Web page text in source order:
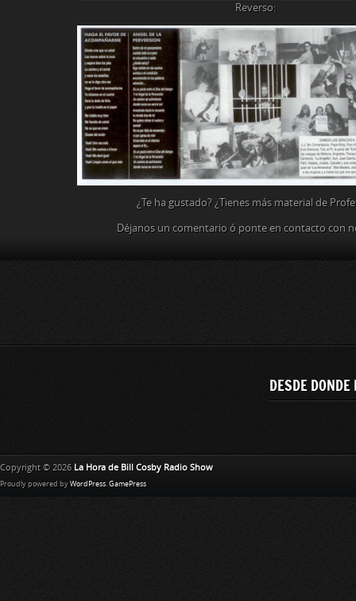
Reverso:
¿Te ha gustado? ¿Tienes más material de
Déjanos un comentario ó ponte en contacto con
DESDE
Copyright © 2026 La Hora de Bill Cosby Radio Show
Proudly powered by WordPress GamePress